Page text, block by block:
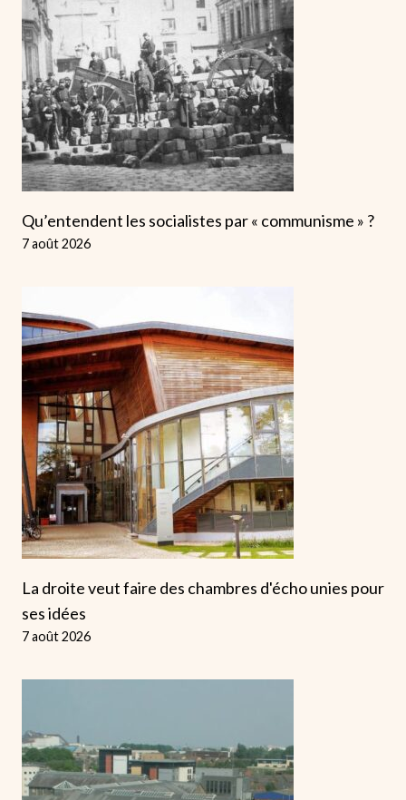
Qu’entendent les socialistes par « communisme » ?
7 août 2026
La droite veut faire des chambres d'écho unies pour
ses idées
7 août 2026